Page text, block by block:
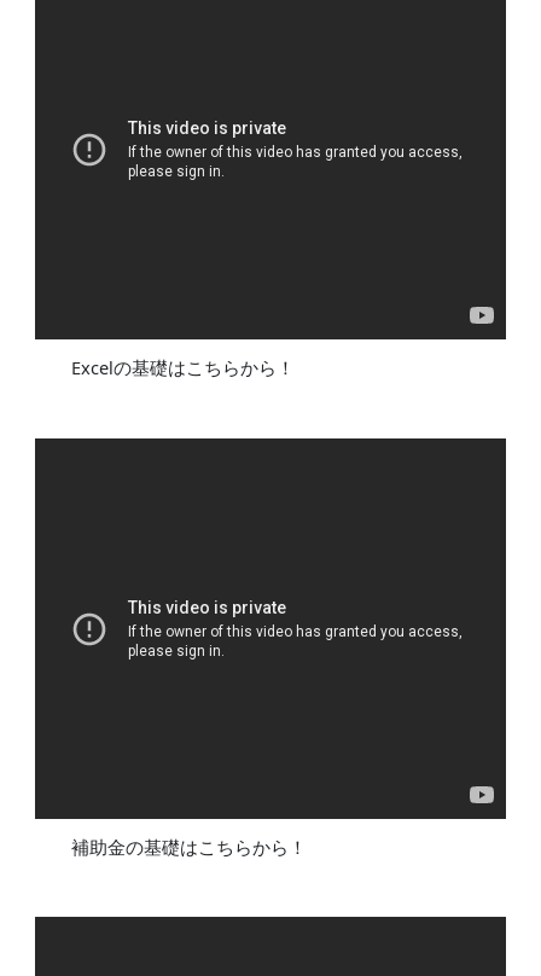
Excelの基礎はこちらから！
補助金の基礎はこちらから！